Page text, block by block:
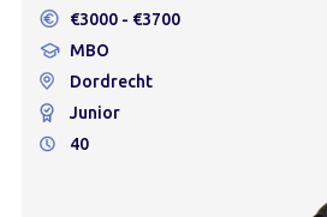
€3000 - €3700
MBO
Dordrecht
Junior
40